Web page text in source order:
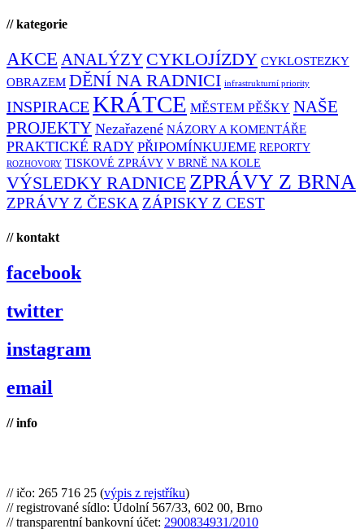
// kategorie
AKCE ANALÝZY CYKLOJÍZDY CYKLOSTEZKY
OBRAZEM DĚNÍ NA RADNICI infrastrukturní priority
INSPIRACEKRÁTCE MĚSTEM PĚŠKY NAŠE
PROJEKTY Nezařazené NÁZORY A KOMENTÁŘE
PRAKTICKÉ RADY PŘIPOMÍNKUJEME REPORTY
ROZHOVORY TISKOVÉ ZPRÁVY V BRNĚ NA KOLE
VÝSLEDKY RADNICE ZPRÁVY Z BRNA
ZPRÁVY Z ČESKA ZÁPISKY Z CEST
// kontakt
facebook
twitter
instagram
email
// info
// ičo: 265 716 25 (výpis z rejstříku)
// registrované sídlo: Údolní 567/33, 602 00, Brno
// transparentní bankovní účet: 2900834931/2010